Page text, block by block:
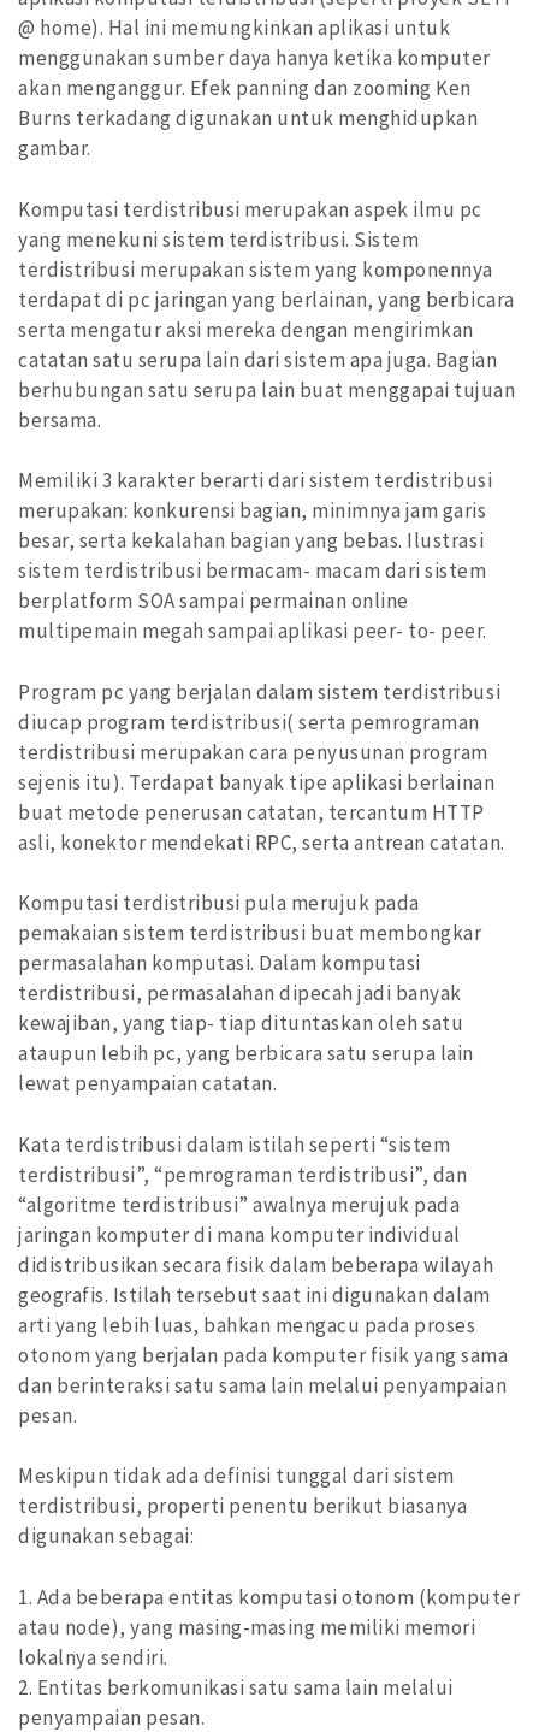
@ home). Hal ini memungkinkan aplikasi untuk
menggunakan sumber daya hanya ketika komputer
akan menganggur. Efek panning dan zooming Ken
Burns terkadang digunakan untuk menghidupkan
gambar.
Komputasi terdistribusi merupakan aspek ilmu pc
yang menekuni sistem terdistribusi. Sistem
terdistribusi merupakan sistem yang komponennya
terdapat di pc jaringan yang berlainan, yang berbicara
serta mengatur aksi mereka dengan mengirimkan
catatan satu serupa lain dari sistem apa juga. Bagian
berhubungan satu serupa lain buat menggapai tujuan
bersama.
Memiliki 3 karakter berarti dari sistem terdistribusi
merupakan: konkurensi bagian, minimnya jam garis
besar, serta kekalahan bagian yang bebas. Ilustrasi
sistem terdistribusi bermacam- macam dari sistem
berplatform SOA sampai permainan online
multipemain megah sampai aplikasi peer- to- peer.
Program pc yang berjalan dalam sistem terdistribusi
diucap program terdistribusi( serta pemrograman
terdistribusi merupakan cara penyusunan program
sejenis itu). Terdapat banyak tipe aplikasi berlainan
buat metode penerusan catatan, tercantum HTTP
asli, konektor mendekati RPC, serta antrean catatan.
Komputasi terdistribusi pula merujuk pada
pemakaian sistem terdistribusi buat membongkar
permasalahan komputasi. Dalam komputasi
terdistribusi, permasalahan dipecah jadi banyak
kewajiban, yang tiap- tiap dituntaskan oleh satu
ataupun lebih pc, yang berbicara satu serupa lain
lewat penyampaian catatan.
Kata terdistribusi dalam istilah seperti “sistem
terdistribusi”, “pemrograman terdistribusi”, dan
“algoritme terdistribusi” awalnya merujuk pada
jaringan komputer di mana komputer individual
didistribusikan secara fisik dalam beberapa wilayah
geografis. Istilah tersebut saat ini digunakan dalam
arti yang lebih luas, bahkan mengacu pada proses
otonom yang berjalan pada komputer fisik yang sama
dan berinteraksi satu sama lain melalui penyampaian
pesan.
Meskipun tidak ada definisi tunggal dari sistem
terdistribusi, properti penentu berikut biasanya
digunakan sebagai:
1. Ada beberapa entitas komputasi otonom (komputer
atau node), yang masing-masing memiliki memori
lokalnya sendiri.
2. Entitas berkomunikasi satu sama lain melalui
penyampaian pesan.